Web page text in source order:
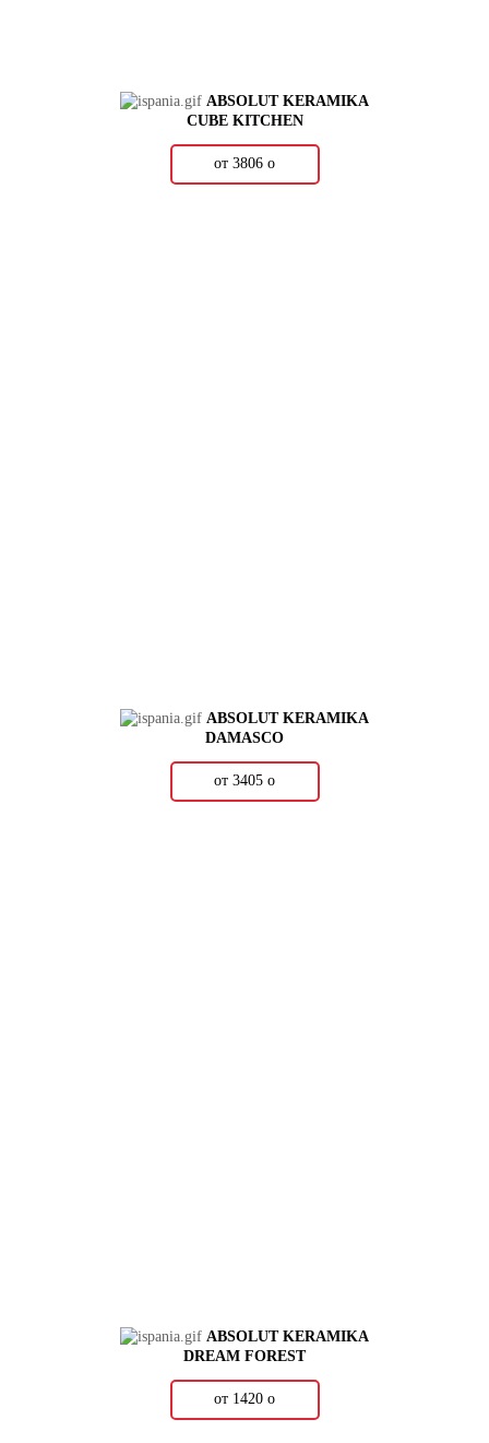
ABSOLUT KERAMIKA
CUBE KITCHEN
от 3806 о
ABSOLUT KERAMIKA
DAMASCO
от 3405 о
ABSOLUT KERAMIKA
DREAM FOREST
от 1420 о